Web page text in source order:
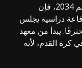
إذا كنا نحلم بمنتخب ينافس في كأس العالم 2034، فإن
قاعة دراسية يجلس
يبدأ من معهد
القدم، لأنه